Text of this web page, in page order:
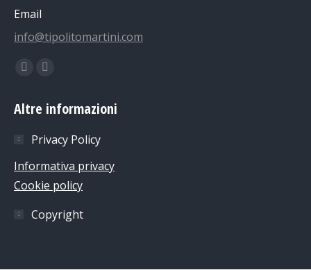
Email
info@tipolitomartini.com
Find us on:
Facebook
opens
new
window
Instagram
opens
new
window
Altre informazioni
Privacy Policy
Informativa privacy
Cookie policy
Copyright